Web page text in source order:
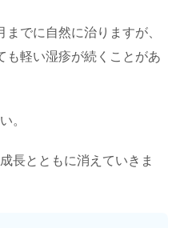
でに自然に治りますが、
も軽い湿疹が続くことがあ
。
長とともに消えていきま